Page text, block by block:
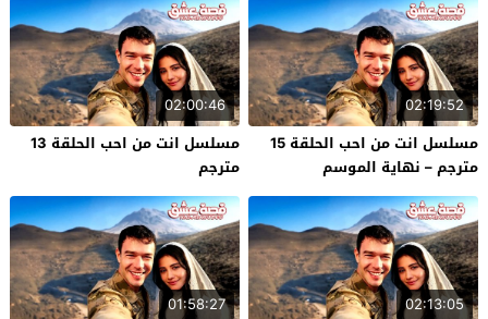
02:19:52
مسلسل انت من احب الحلقة 15
مترجم – نهاية الموسم
02:00:46
مسلسل انت من احب الحلقة 13
مترجم
02:13:05
01:58:27